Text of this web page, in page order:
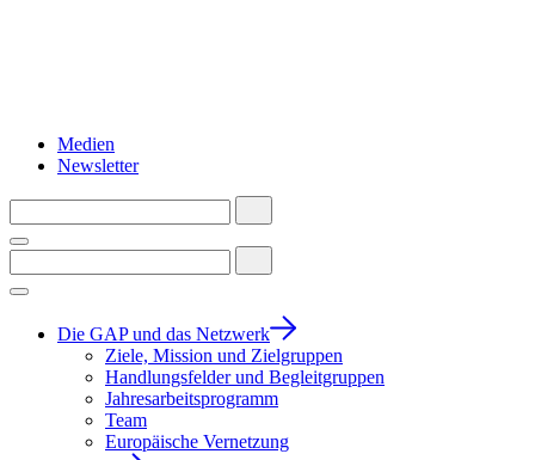
Medien
Newsletter
Die GAP und das Netzwerk
Ziele, Mission und Zielgruppen
Handlungsfelder und Begleitgruppen
Jahresarbeitsprogramm
Team
Europäische Vernetzung